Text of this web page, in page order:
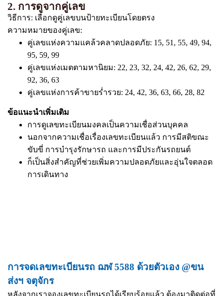
2. การดูจากคู่เลข
วิธีการ: เลือกดูคู่เลขบนป้ายทะเบียนโดยตรง
ความหมายของคู่เลข:
คู่เลขแห่งความแคล้วคลาดปลอดภัย: 15, 51, 55, 49, 94,
95, 59, 99
คู่เลขแห่งเมตตามหานิยม: 22, 23, 32, 24, 42, 26, 62, 29,
92, 36, 63
คู่เลขแห่งการค้าขายร่ำรวย: 24, 42, 36, 63, 66, 28, 82
ข้อแนะนำเพิ่มเติม
การดูเลขทะเบียนมงคลเป็นความเชื่อส่วนบุคคล
นอกจากความเชื่อเรื่องเลขทะเบียนแล้ว การมีสติขณะ
ขับขี่ การบำรุงรักษารถ และการมีประกันรถยนต์
ก็เป็นสิ่งสำคัญที่ช่วยเพิ่มความปลอดภัยและอุ่นใจตลอด
การเดินทาง
การจดเลขทะเบียนรถ ฌฬ 5588 ด้วยตัวเอง @ขน
ส่งฯ จตุจักร
หลังจากเราจองเลขทะเบียนรถได้เรียบร้อยแล้ว ต้องมาติดต่อที่